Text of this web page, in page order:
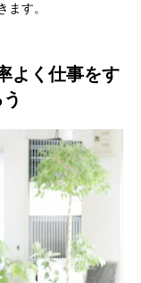
す。
よく仕事をす